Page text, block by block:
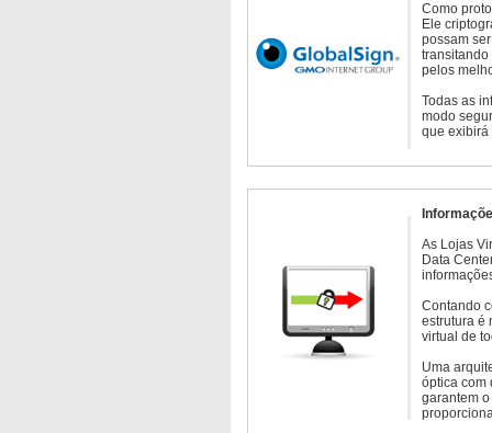
Como
Ele
possam
transitando
pelos
Todas as
modo
que exibirá
As Lojas
Data
Contando
estrutura é
virtual de
Uma
óptica com
garantem